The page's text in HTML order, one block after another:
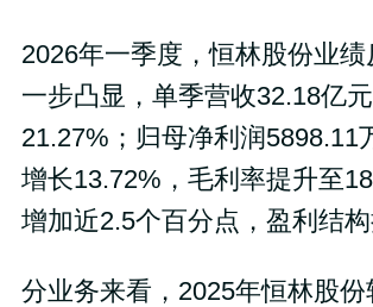
2026年一季度，恒林股份业
一步凸显，单季营收32.18亿
21.27%；归母净利润5898.11
增长13.72%，毛利率提升至
增加近2.5个百分点，盈利结构
分业务来看，2025年恒林股